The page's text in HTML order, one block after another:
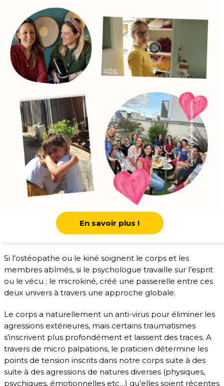
En savoir plus !
Si l’ostéopathe ou le kiné soignent le corps et les
membres abîmés, si le psychologue travaille sur l’esprit
ou le vécu ; le microkiné, créé une passerelle entre ces
deux univers à travers une approche globale.
Le corps a naturellement un anti-virus pour éliminer les
agressions extérieures, mais certains traumatismes
s’inscrivent plus profondément et laissent des traces. A
travers de micro palpations, le praticien détermine les
points de tension inscrits dans notre corps suite à des
suite à des agressions de natures diverses (physiques,
psychiques, émotionnelles etc…) qu’elles soient récentes